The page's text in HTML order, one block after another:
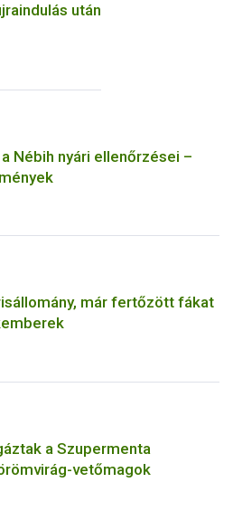
után
Nébih nyári ellenőrzései –
már fertőzött fákat
a Szupermenta
vetőmagok